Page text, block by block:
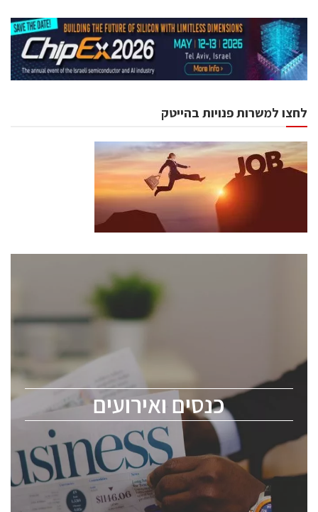
לחצו למשרות פנויות בהייטק
כנסים ואירועים
כנסים ואירועים
לכל העוסקים בתעשיית הסמיקונדקטור כולל מהנדסים,
ChipEx2026 will be held on May 12-13, 2026. The
conference is intended for everyone involved in the
semiconductor industry, including engineers,
professional experts, and senior executives.